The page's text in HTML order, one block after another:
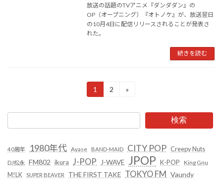
放送の話題のTVアニメ『ダンダダン』の
OP（オープニング）『オトノケ』が、放送翌日
の10月4日に配信リリースされることが発表さ
れた。
続きを読む
ー
ジ
固
定
ジ
1
固
ジ
2 »
検索
40周年 1980年代 Ayase BAND-MAID CITY POP Creepy Nuts
DJ松永 FM802 ikura J-POP J-WAVE JPOP K-POP
King Gnu
M!LK
SUPER BEAVER THE FIRST TAKE TOKYO FM Vaundy